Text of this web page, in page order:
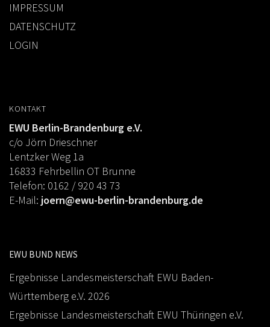
IMPRESSUM
DATENSCHUTZ
LOGIN
KONTAKT
EWU Berlin-Brandenburg e.V.
c/o Jörn Drieschner
Lentzker Weg 1a
16833 Fehrbellin OT Brunne
Telefon: 0162 / 920 43 73
E-Mail: joern@ewu-berlin-brandenburg.de
EWU BUND NEWS
Ergebnisse Landesmeisterschaft EWU Baden-
Württemberg e.V. 2026
Ergebnisse Landesmeisterschaft EWU Thüringen e.V.